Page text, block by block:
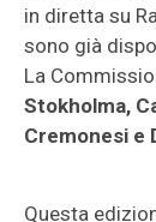
in diretta su
sono già
La
Stokholma,
Cremonesi e
Questa